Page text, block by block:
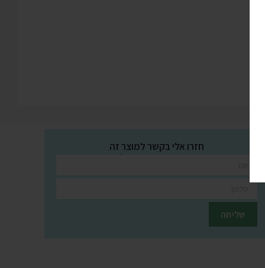
חזרו אלי בקשר למוצר זה
השאירו פרטים ונציגינו יחזרו אליכם בהקדם